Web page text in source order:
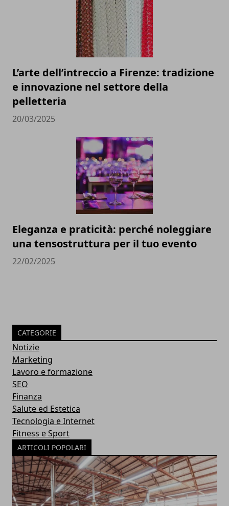
L’arte dell’intreccio a Firenze: tradizione
e innovazione nel settore della
pelletteria
20/03/2025
Eleganza e praticità: perché noleggiare
una tensostruttura per il tuo evento
22/02/2025
CATEGORIE
Notizie
Marketing
Lavoro e formazione
SEO
Finanza
Salute ed Estetica
Tecnologia e Internet
Fitness e Sport
ARTICOLI POPOLARI